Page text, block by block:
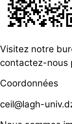
Visitez notre
contactez-nous
Coordonnées
ceil@lagh-